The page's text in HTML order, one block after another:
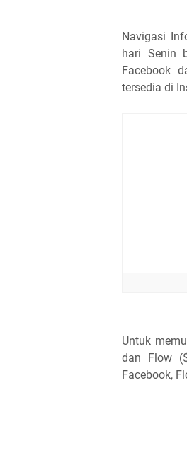
Navigasi
hari Senin
Facebook
tersedia di
Untuk
dan Flow
Facebook,